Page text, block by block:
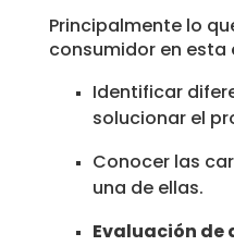
Principalmente lo
consumidor en esta
Identificar
solucionar el
Conocer las
una de ellas.
Evaluación